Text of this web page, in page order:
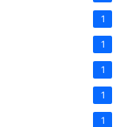
1
1
1
1
1